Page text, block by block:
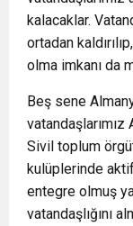
kalacaklar.
ortadan
olma imkanı da
Beş sene
vatandaşlarımız
Sivil toplum
kulüplerinde
entegre olmuş
vatandaşlığını